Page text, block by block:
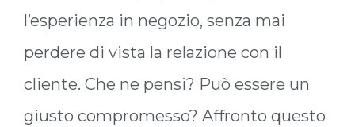
l’esperienza in negozio, senza mai
perdere di vista la relazione con il
cliente. Che ne pensi? Può essere un
giusto compromesso? Affronto questo